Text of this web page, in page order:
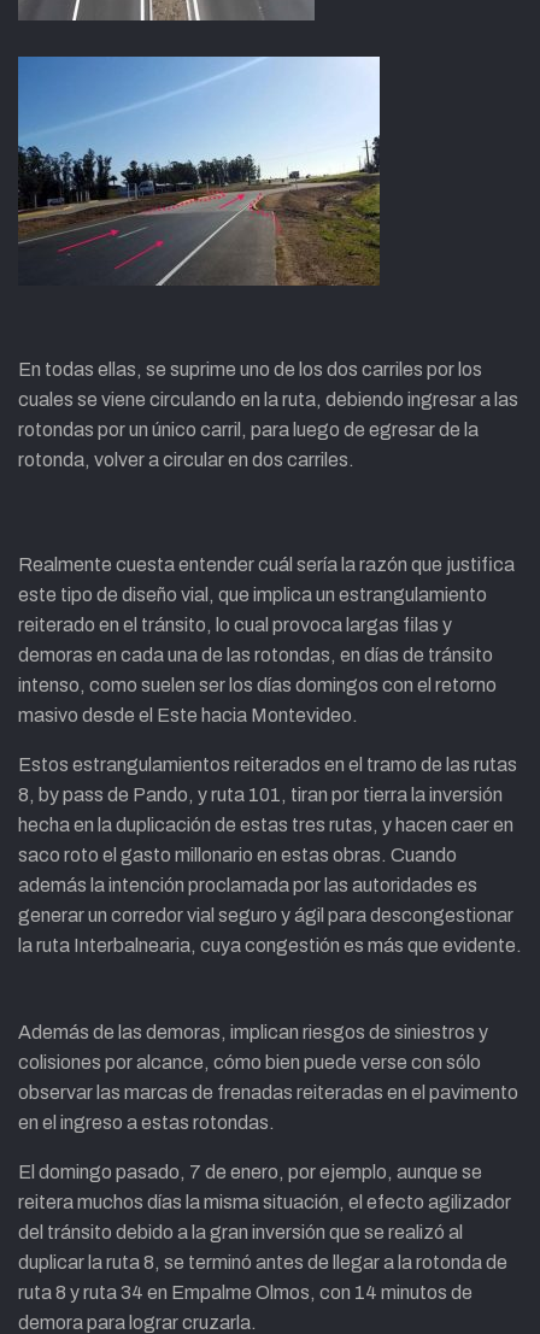
En todas ellas, se suprime uno de los dos carriles por los
cuales se viene circulando en la ruta, debiendo ingresar a las
rotondas por un único carril, para luego de egresar de la
rotonda, volver a circular en dos carriles.
Realmente cuesta entender cuál sería la razón que justifica
este tipo de diseño vial, que implica un estrangulamiento
reiterado en el tránsito, lo cual provoca largas filas y
demoras en cada una de las rotondas, en días de tránsito
intenso, como suelen ser los días domingos con el retorno
masivo desde el Este hacia Montevideo.
Estos estrangulamientos reiterados en el tramo de las rutas
8, by pass de Pando, y ruta 101, tiran por tierra la inversión
hecha en la duplicación de estas tres rutas, y hacen caer en
saco roto el gasto millonario en estas obras. Cuando
además la intención proclamada por las autoridades es
generar un corredor vial seguro y ágil para descongestionar
la ruta Interbalnearia, cuya congestión es más que evidente.
Además de las demoras, implican riesgos de siniestros y
colisiones por alcance, cómo bien puede verse con sólo
observar las marcas de frenadas reiteradas en el pavimento
en el ingreso a estas rotondas.
El domingo pasado, 7 de enero, por ejemplo, aunque se
reitera muchos días la misma situación, el efecto agilizador
del tránsito debido a la gran inversión que se realizó al
duplicar la ruta 8, se terminó antes de llegar a la rotonda de
ruta 8 y ruta 34 en Empalme Olmos, con 14 minutos de
demora para lograr cruzarla.